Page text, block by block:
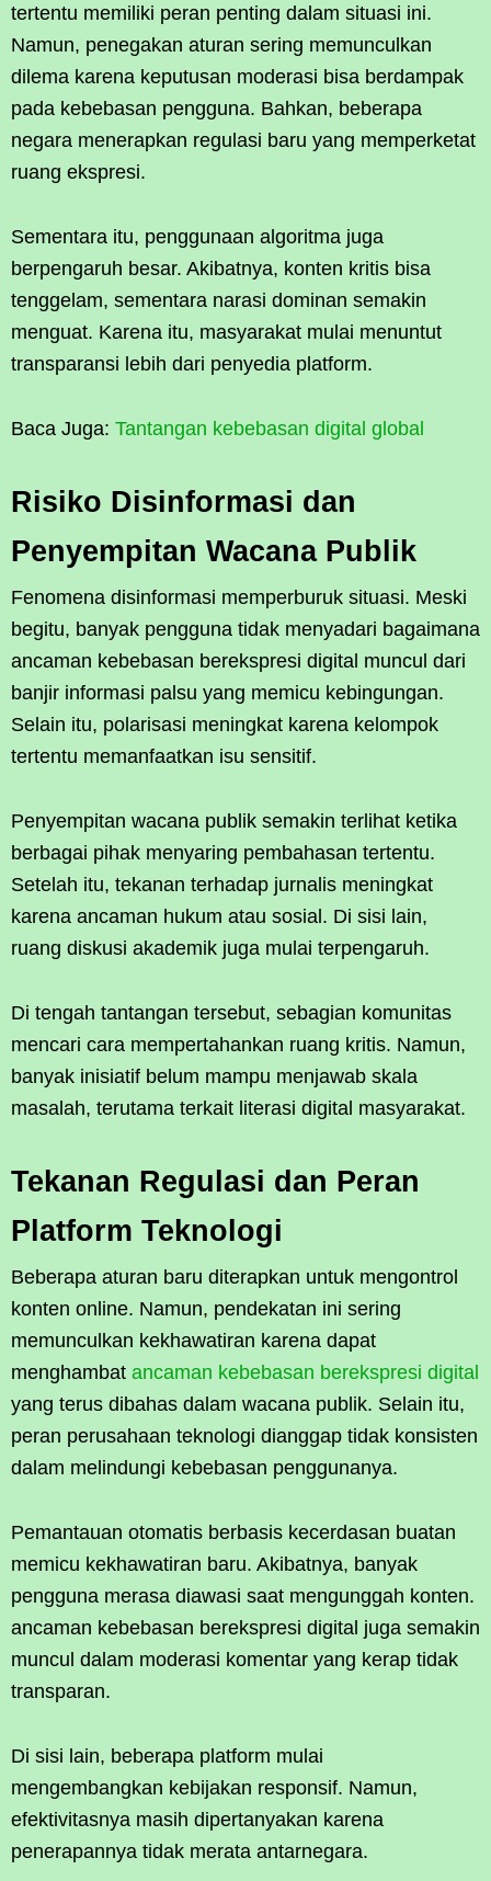
tertentu memiliki peran penting dalam situasi ini.
Namun, penegakan aturan sering memunculkan
dilema karena keputusan moderasi bisa berdampak
pada kebebasan pengguna. Bahkan, beberapa
negara menerapkan regulasi baru yang memperketat
ruang ekspresi.
Sementara itu, penggunaan algoritma juga
berpengaruh besar. Akibatnya, konten kritis bisa
tenggelam, sementara narasi dominan semakin
menguat. Karena itu, masyarakat mulai menuntut
transparansi lebih dari penyedia platform.
Baca Juga: Tantangan kebebasan digital global
Risiko Disinformasi dan
Penyempitan Wacana Publik
Fenomena disinformasi memperburuk situasi. Meski
begitu, banyak pengguna tidak menyadari bagaimana
ancaman kebebasan berekspresi digital muncul dari
banjir informasi palsu yang memicu kebingungan.
Selain itu, polarisasi meningkat karena kelompok
tertentu memanfaatkan isu sensitif.
Penyempitan wacana publik semakin terlihat ketika
berbagai pihak menyaring pembahasan tertentu.
Setelah itu, tekanan terhadap jurnalis meningkat
karena ancaman hukum atau sosial. Di sisi lain,
ruang diskusi akademik juga mulai terpengaruh.
Di tengah tantangan tersebut, sebagian komunitas
mencari cara mempertahankan ruang kritis. Namun,
banyak inisiatif belum mampu menjawab skala
masalah, terutama terkait literasi digital masyarakat.
Tekanan Regulasi dan Peran
Platform Teknologi
Beberapa aturan baru diterapkan untuk mengontrol
konten online. Namun, pendekatan ini sering
memunculkan kekhawatiran karena dapat
menghambat ancaman kebebasan berekspresi digital
yang terus dibahas dalam wacana publik. Selain itu,
peran perusahaan teknologi dianggap tidak konsisten
dalam melindungi kebebasan penggunanya.
Pemantauan otomatis berbasis kecerdasan buatan
memicu kekhawatiran baru. Akibatnya, banyak
pengguna merasa diawasi saat mengunggah konten.
ancaman kebebasan berekspresi digital juga semakin
muncul dalam moderasi komentar yang kerap tidak
transparan.
Di sisi lain, beberapa platform mulai
mengembangkan kebijakan responsif. Namun,
efektivitasnya masih dipertanyakan karena
penerapannya tidak merata antarnegara.